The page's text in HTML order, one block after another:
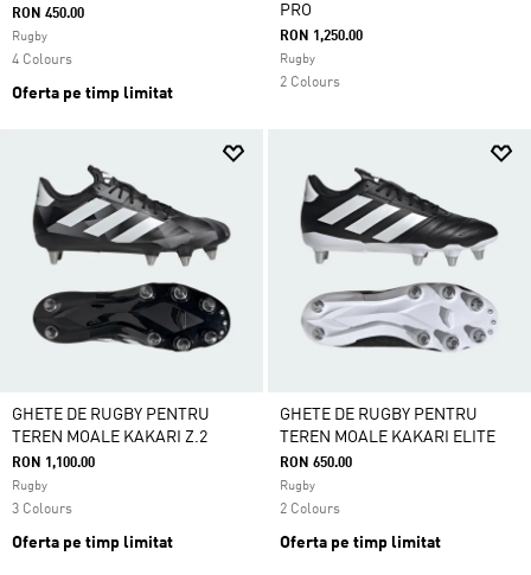
RON 450.00
Rugby
4 Colours
Oferta pe timp limitat
PRO
RON 1,250.00
Rugby
2 Colours
GHETE DE RUGBY PENTRU
TEREN MOALE KAKARI Z.2
RON 1,100.00
Rugby
3 Colours
Oferta pe timp limitat
GHETE DE RUGBY PENTRU
TEREN MOALE KAKARI ELITE
RON 650.00
Rugby
2 Colours
Oferta pe timp limitat